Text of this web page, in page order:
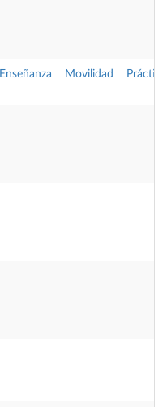
Enseñanza Movilidad